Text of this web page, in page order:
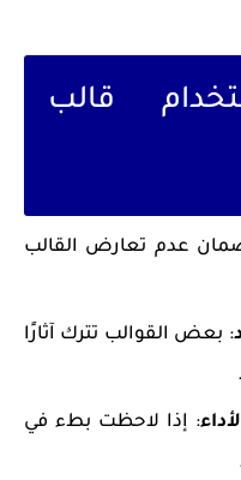
قالب
عدم تعارض القالب
: بعض القوالب تترك آثارًا
: إذا لاحظت بطء في